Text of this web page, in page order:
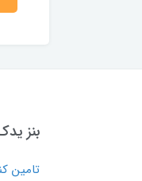
بنز
تامین